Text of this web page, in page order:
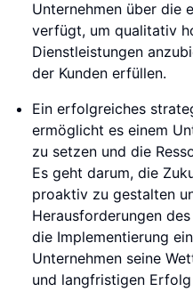
Unternehmen über die
verfügt, um qualitativ
Dienstleistungen
der Kunden erfüllen.
Ein erfolgreiches
ermöglicht es einem
zu setzen und die
Es geht darum, die
proaktiv zu gestalten
Herausforderungen
die Implementierung
Unternehmen seine
und langfristigen Erfolg